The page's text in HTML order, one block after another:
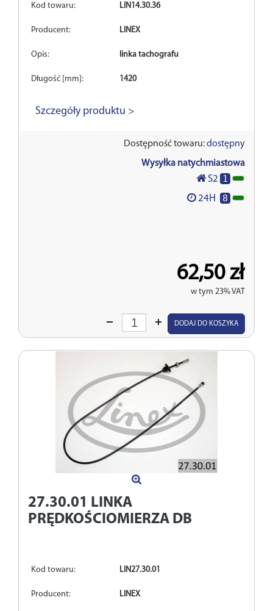
Kod towaru: LIN14.30.36
Producent: LINEX
Opis: linka tachografu
Długość [mm]: 1420
Szczegóły produktu >
Dostępność towaru:dostępny
Wysyłka natychmiastowa
S2 1
24H 8
62,50 zł
w tym 23% VAT
Wprowadź
DODAJ DO KOSZYKA
27.30.01
LINKA
PRĘDKOŚCIOMIERZA DB
Kod towaru: LIN27.30.01
Producent: LINEX